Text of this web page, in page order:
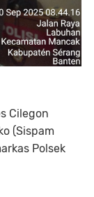
Cilegon
(Sispam
Polsek